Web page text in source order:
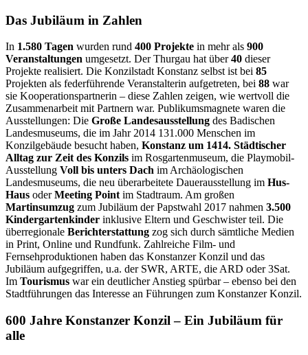
Das Jubiläum in Zahlen
In 1.580 Tagen wurden rund 400 Projekte in mehr als 900
Veranstaltungen umgesetzt. Der Thurgau hat über40 dieser
Projekte realisiert. Die Konzilstadt Konstanz selbst ist bei 85
Projekten als federführende Veranstalterin aufgetreten, bei 88 war
sie Kooperationspartnerin – diese Zahlen zeigen, wie wertvoll die
Zusammenarbeit mit Partnern war. Publikumsmagnete waren die
Ausstellungen: Die Große Landesausstellung des Badischen
Landesmuseums, die im Jahr 2014 131.000 Menschen im
Konzilgebäude besucht haben, Konstanz um 1414. Städtischer
Alltag zur Zeit des Konzils im Rosgartenmuseum, die Playmobil-
Ausstellung Voll bis unters Dach im Archäologischen
Landesmuseums, die neu überarbeitete Dauerausstellung im Hus-
Haus oderMeeting Point im Stadtraum. Am großen
Martinsumzug zum Jubiläum der Papstwahl 2017 nahmen 3.500
Kindergartenkinder inklusive Eltern und Geschwister teil. Die
überregionale Berichterstattung zog sich durch sämtliche Medien
in Print, Online und Rundfunk. Zahlreiche Film- und
Fernsehproduktionen haben das Konstanzer Konzil und das
Jubiläum aufgegriffen, u.a. der SWR, ARTE, die ARD oder 3Sat.
Im Tourismus war ein deutlicher Anstieg spürbar – ebenso bei den
Stadtführungen das Interesse an Führungen zum Konstanzer Konzil.
600 Jahre Konstanzer Konzil – Ein Jubiläum für
alle